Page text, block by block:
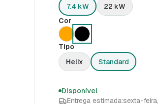
7.4 kW
22 kW
Cor
Tipo
Helix
Standard
Disponível
Entrega estimada:sexta-